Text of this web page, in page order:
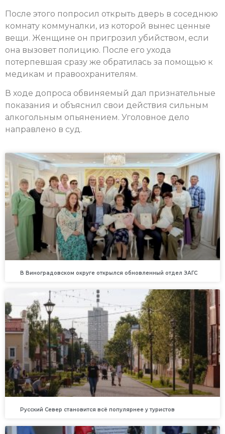
После этого попросил открыть дверь в соседнюю
комнату коммуналки, из которой вынес ценные
вещи. Женщине он пригрозил убийством, если
она вызовет полицию. После его ухода
потерпевшая сразу же обратилась за помощью к
медикам и правоохранителям.
В ходе допроса обвиняемый дал признательные
показания и объяснил свои действия сильным
алкогольным опьянением. Уголовное дело
направлено в суд.
В Виноградовском округе открылся обновленный отдел ЗАГС
Русский Север становится всё популярнее у туристов